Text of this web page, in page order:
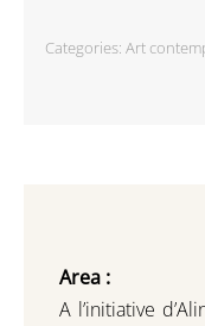
Categories: Art
Area :
A l’initiative